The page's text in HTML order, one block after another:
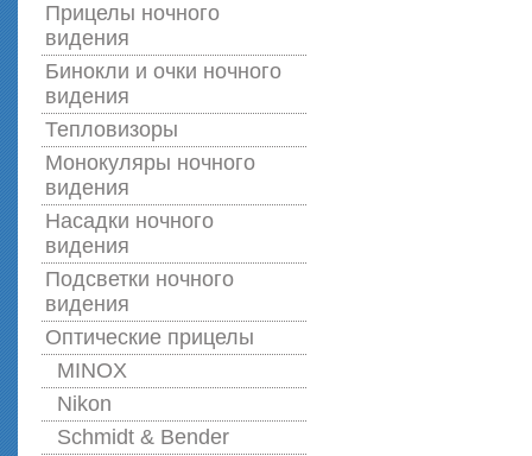
Прицелы ночного
видения
Бинокли и очки ночного
видения
Тепловизоры
Монокуляры ночного
видения
Насадки ночного
видения
Подсветки ночного
видения
Оптические прицелы
MINOX
Nikon
Schmidt & Bender